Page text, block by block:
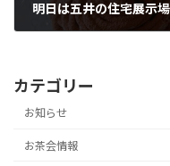
明日は五井の住宅展示
カテゴリー
お知らせ
お茶会情報